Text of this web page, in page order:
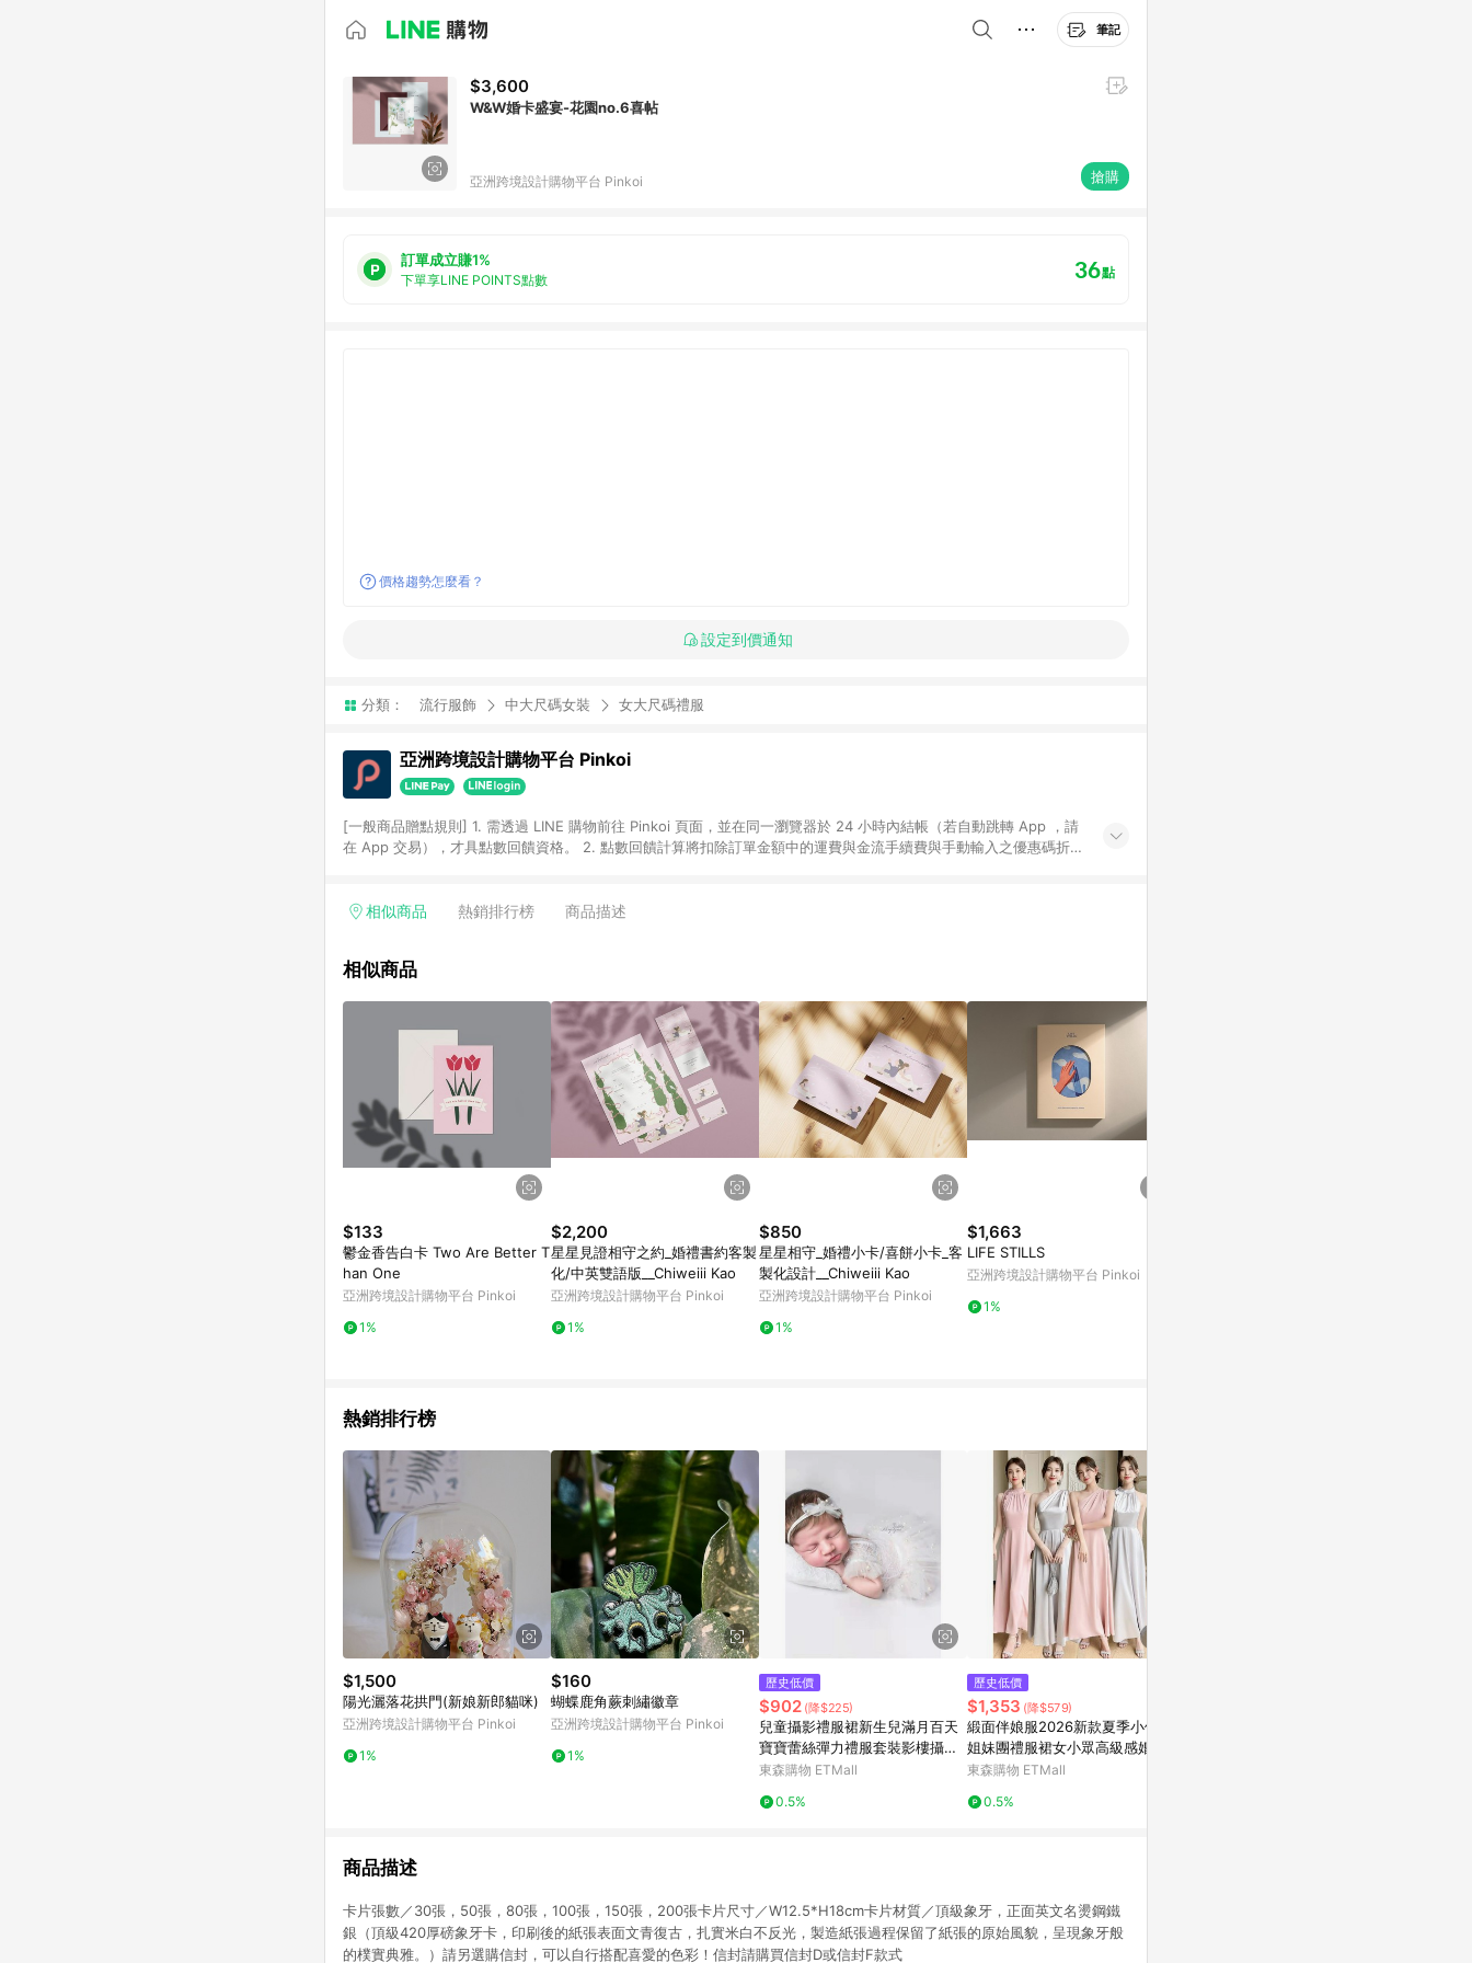
筆記
$3,600
W&W婚卡盛宴-花園no.6喜帖
亞洲跨境設計購物平台 Pinkoi 搶購
訂單成立賺1%
下單享LINE POINTS點數 36點
價格趨勢怎麼看？
設定到價通知
分類： 流行服飾 中大尺碼女裝 女大尺碼禮服
亞洲跨境設計購物平台 Pinkoi
[一般商品贈點規則] 1. 需透過 LINE 購物前往 Pinkoi 頁面，並在同一瀏覽器於 24 小時內結帳（若自動跳轉 App ，請
在 App 交易），才具點數回饋資格。 2. 點數回饋計算將扣除訂單金額中的運費與金流手續費與手動輸入之優惠碼折
格，部分退款不在此限。 6. APP 請更新至Android v4.6.0 / iOS v4.1.5 以上才具贈點資格。 7. 點數將於出貨後 45 天
使用規則請以點數紅包活動說明為準。 11. 若於 LINE 購物前往 Pinkoi 頁面後才首次下載 Pinkoi APP 並完成訂單，不
相似商品 熱銷排行榜 商品描述
相似商品
$133
鬱金香告白卡 Two Are Better T
han One
亞洲跨境設計購物平台 Pinkoi
1%
$2,200
星星見證相守之約_婚禮書約客製
化/中英雙語版__Chiweiii Kao
亞洲跨境設計購物平台 Pinkoi
1%
$850
星星相守_婚禮小卡/喜餅小卡_客
製化設計__Chiweiii Kao
亞洲跨境設計購物平台 Pinkoi
1%
$1,663
LIFE STILLS
亞洲跨境設計購物平台 Pinkoi
1%
熱銷排行榜
$1,500
陽光灑落花拱門(新娘新郎貓咪)
亞洲跨境設計購物平台 Pinkoi
1%
$160
蝴蝶鹿角蕨刺繡徽章
亞洲跨境設計購物平台 Pinkoi
1%
歷史低價
$902 (降$225)
兒童攝影禮服裙新生兒滿月百天
寶寶蕾絲彈力禮服套裝影樓攝影
道具
東森購物 ETMall
0.5%
歷史低價
$1,353 (降$579)
緞面伴娘服2026新款夏季小個子
姐妹團禮服裙女小眾高級感婚禮
晨袍
東森購物 ETMall
0.5%
商品描述
卡片張數／30張，50張，80張，100張，150張，200張卡片尺寸／W12.5*H18cm卡片材質／頂級象牙，正面英文名燙鋼鐵
銀（頂級420厚磅象牙卡，印刷後的紙張表面文青復古，扎實米白不反光，製造紙張過程保留了紙張的原始風貌，呈現象牙般
的樸實典雅。）請另選購信封，可以自行搭配喜愛的色彩！信封請購買信封D或信封F款式